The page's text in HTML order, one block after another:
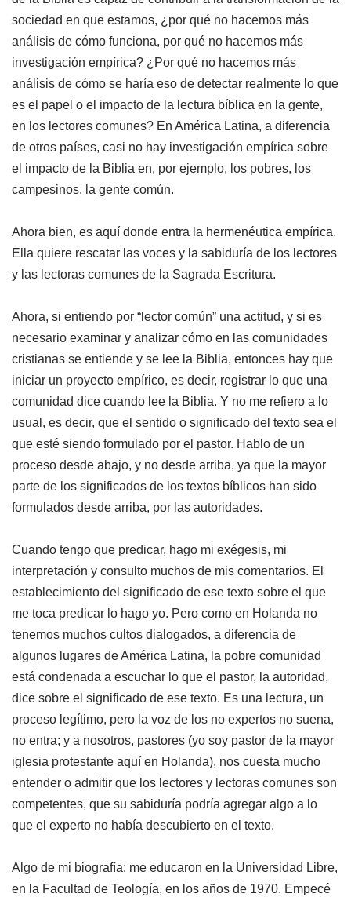
sociedad en que estamos, ¿por qué no hacemos más
análisis de cómo funciona, por qué no hacemos más
investigación empírica? ¿Por qué no hacemos más
análisis de cómo se haría eso de detectar realmente lo que
es el papel o el impacto de la lectura bíblica en la gente,
en los lectores comunes? En América Latina, a diferencia
de otros países, casi no hay investigación empírica sobre
el impacto de la Biblia en, por ejemplo, los pobres, los
campesinos, la gente común.
Ahora bien, es aquí donde entra la hermenéutica empírica.
Ella quiere rescatar las voces y la sabiduría de los lectores
y las lectoras comunes de la Sagrada Escritura.
Ahora, si entiendo por “lector común” una actitud, y si es
necesario examinar y analizar cómo en las comunidades
cristianas se entiende y se lee la Biblia, entonces hay que
iniciar un proyecto empírico, es decir, registrar lo que una
comunidad dice cuando lee la Biblia. Y no me refiero a lo
usual, es decir, que el sentido o significado del texto sea el
que esté siendo formulado por el pastor. Hablo de un
proceso desde abajo, y no desde arriba, ya que la mayor
parte de los significados de los textos bíblicos han sido
formulados desde arriba, por las autoridades.
Cuando tengo que predicar, hago mi exégesis, mi
interpretación y consulto muchos de mis comentarios. El
establecimiento del significado de ese texto sobre el que
me toca predicar lo hago yo. Pero como en Holanda no
tenemos muchos cultos dialogados, a diferencia de
algunos lugares de América Latina, la pobre comunidad
está condenada a escuchar lo que el pastor, la autoridad,
dice sobre el significado de ese texto. Es una lectura, un
proceso legítimo, pero la voz de los no expertos no suena,
no entra; y a nosotros, pastores (yo soy pastor de la mayor
iglesia protestante aquí en Holanda), nos cuesta mucho
entender o admitir que los lectores y lectoras comunes son
competentes, que su sabiduría podría agregar algo a lo
que el experto no había descubierto en el texto.
Algo de mi biografía: me educaron en la Universidad Libre,
en la Facultad de Teología, en los años de 1970. Empecé